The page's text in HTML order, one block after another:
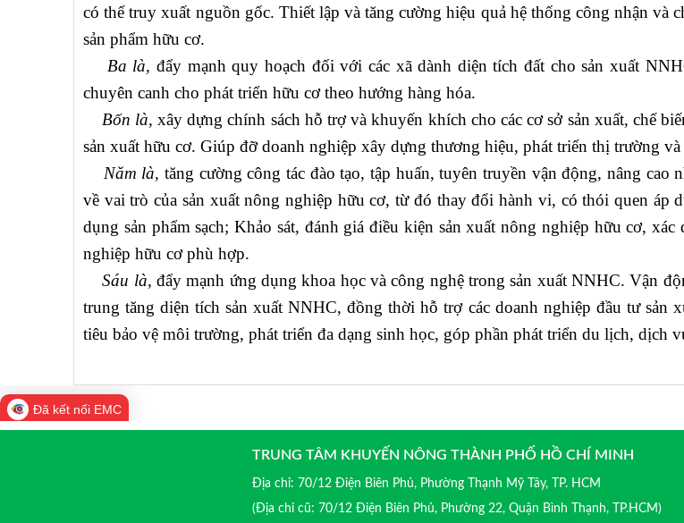
có thể truy xuất nguồn gốc. Thiết lập và tăng cường hiệu quả hệ thống công nhận và
sản phẩm hữu cơ.
Ba là, đẩy mạnh quy hoạch đối với các xã dành diện tích đất cho sản xuất
chuyên canh cho phát triển hữu cơ theo hướng hàng hóa.
Bốn là, xây dựng chính sách hỗ trợ và khuyến khích cho các cơ sở sản xuất, chế
sản xuất hữu cơ. Giúp đỡ doanh nghiệp xây dựng thương hiệu, phát triển thị trường và
Năm là, tăng cường công tác đào tạo, tập huấn, tuyên truyền vận động, nâng cao
về vai trò của sản xuất nông nghiệp hữu cơ, từ đó thay đổi hành vi, có thói quen áp
dụng sản phẩm sạch; Khảo sát, đánh giá điều kiện sản xuất nông nghiệp hữu cơ, xác
nghiệp hữu cơ phù hợp.
Sáu là, đẩy mạnh ứng dụng khoa học và công nghệ trong sản xuất NNHC. Vận
trung tăng diện tích sản xuất NNHC, đồng thời hỗ trợ các doanh nghiệp đầu tư sản
tiêu bảo vệ môi trường, phát triển đa dạng sinh học, góp phần phát triển du lịch, dịch
Đã kết nối EMC
TRUNG TÂM KHUYẾN NÔNG THÀNH PHỐ HỒ CHÍ MINH
Địa chỉ: 70/12 Điện Biên Phủ, Phường Thạnh Mỹ Tây, TP. HCM
(Địa chỉ cũ: 70/12 Điện Biên Phủ, Phường 22, Quận Bình Thạnh, TP.HCM)